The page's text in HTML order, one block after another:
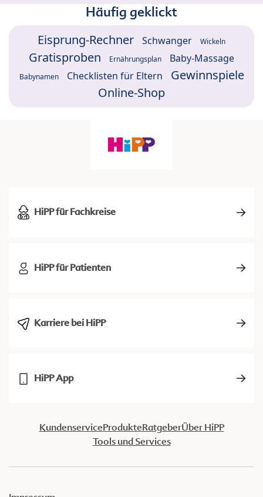
Häufig geklickt
Eisprung-Rechner Schwanger Wickeln
Gratisproben Ernährungsplan Baby-Massage
Babynamen Checklisten für Eltern
Gewinnspiele
Online-Shop
HiPP für Fachkreise
HiPP für Patienten
Karriere bei HiPP
HiPP App
KundenserviceProdukteRatgeberÜber HiPP
Tools und Services